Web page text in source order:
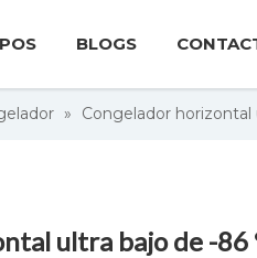
BLOGS
» Congelador horizontal
ultra bajo de -86